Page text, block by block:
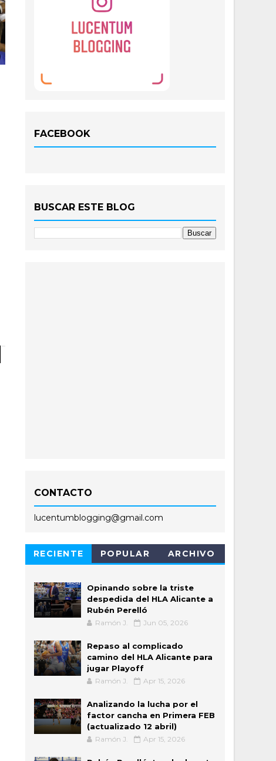
FACEBOOK
BUSCAR ESTE BLOG
CONTACTO
lucentumblogging@gmail.com
RECIENTE POPULAR ARCHIVO
Opinando sobre la triste
despedida del HLA Alicante a
Rubén Perelló
Ramón J. Jun 05, 2026
Repaso al complicado
camino del HLA Alicante para
jugar Playoff
Ramón J. Apr 15, 2026
Analizando la lucha por el
factor cancha en Primera FEB
(actualizado 12 abril)
Ramón J. Apr 15, 2026